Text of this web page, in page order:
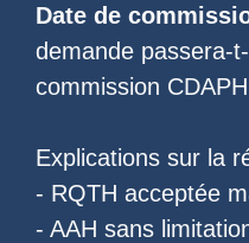
Date de
demande passera-
commission
Explications sur la
- RQTH acceptée
- AAH sans